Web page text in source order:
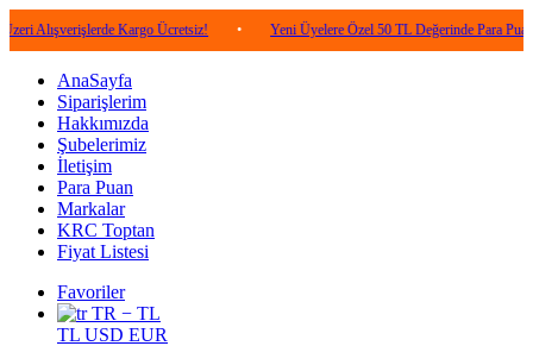
Kargo Ücretsiz! • Yeni Üyelere Özel 50 TL Değerinde Para Puan! •
AnaSayfa
Siparişlerim
Hakkımızda
Şubelerimiz
İletişim
Para Puan
Markalar
KRC Toptan
Fiyat Listesi
Favoriler
TR − TL
TL USD EUR